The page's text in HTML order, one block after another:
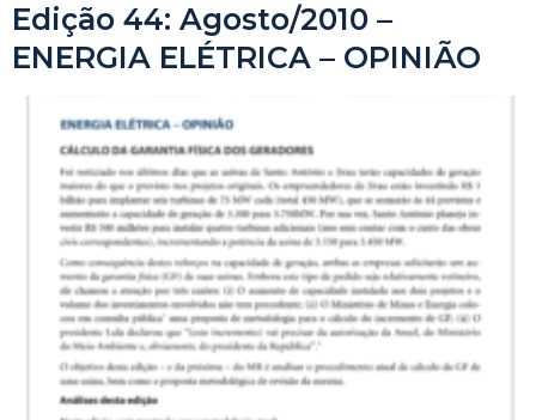
Edição 44: Agosto/2010 –
ENERGIA ELÉTRICA – OPINIÃO